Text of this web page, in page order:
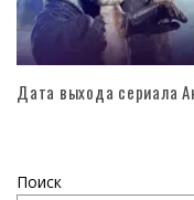
Дата выхода сериала
Поиск